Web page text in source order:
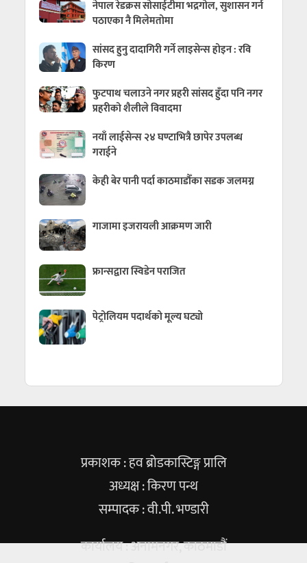
नेपाल रेडक्रस सोसाईटीमा भद्रगोल, सुशासन गर्न
पठाएका नै मिलेमतोमा
सांसद हुनु दादागिरी गर्ने लाइसेन्स होइन : रवि
किरण
फुटपाथ चलाउने नगर प्रहरी सांसद हुँदा पनि नगर
प्रहरीको शैलीले विवादमा
नयाँ लाईसेन्स २४ घण्टाभित्रै छापेर उपलब्ध
गराईने
केही बेर पानी पर्दा काठमाडौँका सडक जलमग्न
गाजामा इजरायली आक्रमण जारी
फ्रान्सद्वारा स्विडेन पराजित
पेट्रोलियम पदार्थको मूल्य घट्यो
प्रकाशक : हव ब्रोडकास्टिङ्ग प्रालि
अध्यक्ष : किरण पन्थ
सम्पादक : वी.पी. भण्डारी
कार्यालय : अनामनगर, काठमाडौं